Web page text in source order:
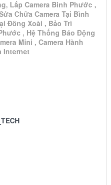
Lắp Camera Bình Phước ,
Chữa Camera Tại Bình
Đồng Xoài , Bảo Trì
, Hệ Thống Báo Động
Mini , Camera Hành
Internet